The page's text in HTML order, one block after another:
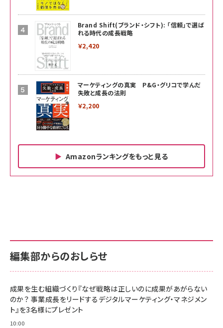
Brand Shift(ブランド・シフト): 「信頼」で選ば
れる時代の成長戦略
￥2,420
マーケティングの真実 P&G・グリコで学んだ
失敗と成長の法則
￥2,200
Amazonランキングをもっと見る
￥880
anan(アンアン)2026/06/24号 No.2500増刊
スペシャルエディション[王道エンタメの矜持／
￥1,100
anan(アンアン)2026/07/08号 No.2502[2026
サポート正規品 メーカー保証5年 KLMEA128G
NIMASO ガラスフィルム iPhone 17 用 保護フィ
すい ガイド枠付き いPhone17 (6.3インチ) 対応
2枚セット DSP25F1698
￥1,599
サポート正規品 メーカー保証5年 KLMEA128G
Amazon eギフトカード - Amazonロゴ - クラ
￥5,000
Anker PowerLine III Flow USB-C & USB-C
編集部からのおしらせ
成果を生む組織づくり『なぜ戦略は正しいのに成果があがらない
のか？ 事業成長をリードするデジタルマーケティング・マネジメン
ト』を3名様にプレゼント
10:00